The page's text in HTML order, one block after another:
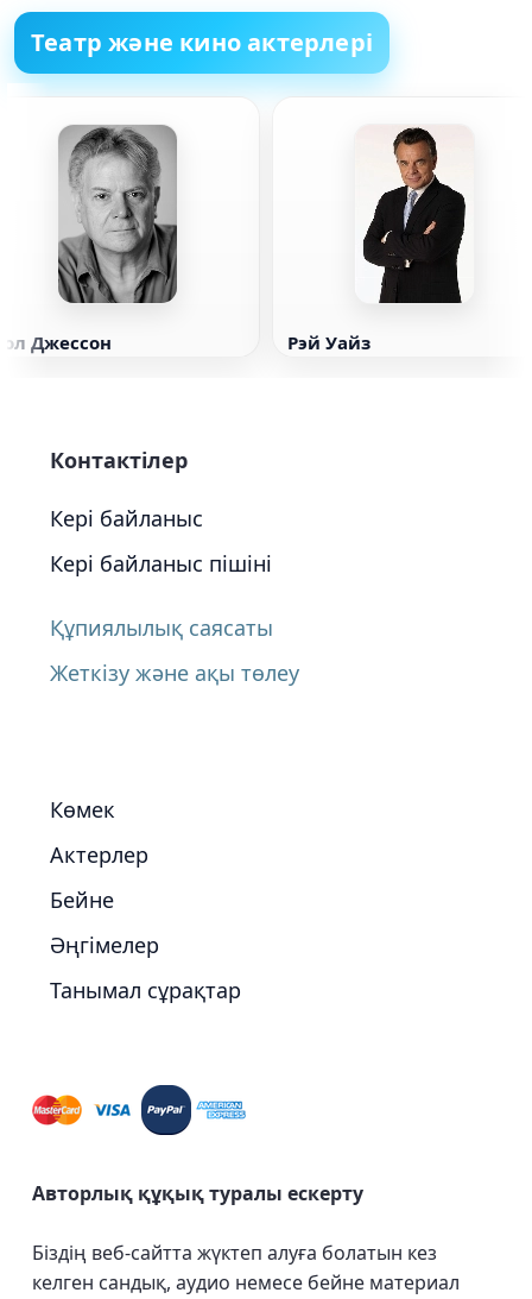
Театр және кино актерлері
Джессон Рэй Уайз
Контактілер
Кері байланыс
Кері байланыс пішіні
Құпиялылық саясаты
Жеткізу және ақы төлеу
Көмек
Актерлер
Бейне
Әңгімелер
Танымал сұрақтар
Авторлық құқық туралы ескерту
Біздің веб-сайтта жүктеп алуға болатын кез
келген сандық, аудио немесе бейне материал